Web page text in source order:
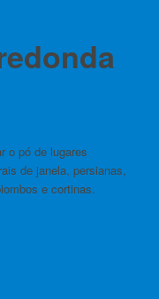
o pó de lugares
de janela, persianas,
e cortinas.